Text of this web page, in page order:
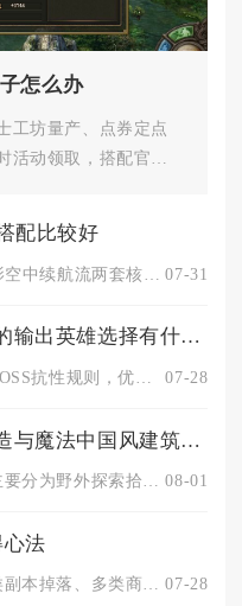
怎么办
工坊量产、点券定点
活动领取，搭配官
配比较好
07-31
乱斗西游三境篝火阵容的输出英雄选择有什么技巧
07-28
有什么途径能够获取创造与魔法中国风建筑图纸
获取创造与魔法中国风建筑图纸主要分为野外探索拾取、交易所直接... 08-01
法
心法可以通过虚空心法召唤、各类副本掉落、多类商店碎片兑换以及... 07-28